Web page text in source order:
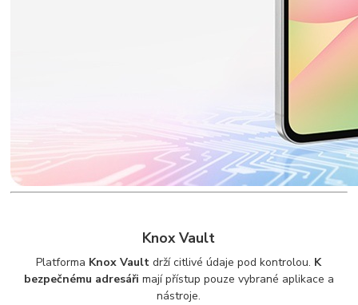
Knox Vault
Platforma Knox Vaultdrží citlivé údaje pod kontrolou. K
bezpečnému adresáři mají přístup pouze vybrané aplikace a
nástroje.